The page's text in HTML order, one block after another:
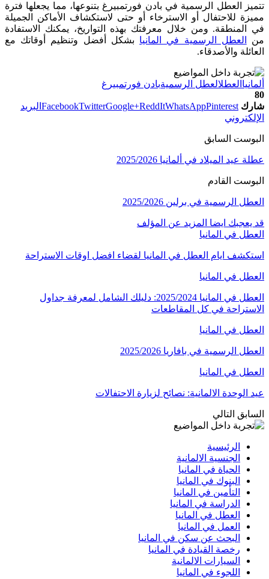
تتميز العطل الرسمية في بادن فورتمبيرغ بتنوعها، مما يجعلها فترة
مميزة للاحتفال أو الاسترخاء أو حتى لاستكشاف الأماكن الجميلة
في المنطقة. ومن خلال معرفتك بهذه التواريخ، يمكنك الاستفادة
من
العطل الرسمية في المانيا بشكل أفضل وتنظيم أوقاتك مع
العائلة والأصدقاء.
ألمانيا العطلالعطل الرسميةبادن فورتمبيرغ
80
شارك
FacebookTwitterGoogle+ReddItWhatsAppPinterest
البريد
الإلكتروني
البوست السابق
عطلة عيد الميلاد في ألمانيا 2025/2026
البوست القادم
العطل الرسمية في برلين 2025/2026
قد يعجبك ايضا المزيد عن المؤلف
العطل في المانيا
استكشف ايام العطل في المانيا لقضاء افضل اوقات الاستراحة
العطل في المانيا
العطل في المانيا 2025/2024: دليلك الشامل لمعرفة جداول
الاستراحة في كل المقاطعات
العطل في المانيا
العطل الرسمية في بافاريا 2025/2026
العطل في المانيا
عيد الوحدة الالمانية: نصائح لزيارة الاحتفالات
السابق التالي
الرئيسية
الجنسية الالمانية
الحياة في المانيا
البنوك في المانيا
التأمين في المانيا
الدراسة في المانيا
العطل في المانيا
العمل في المانيا
البحث عن سكن في المانيا
رخصة القيادة في المانيا
السيارات الالمانية
اللجوء في المانيا